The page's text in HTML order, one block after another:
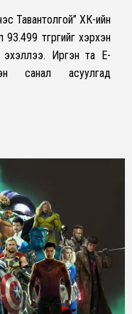
Тавантолгой” ХК-ийн
төгрөгийг хэрхэн
эхэллээ. Иргэн та E-
санал асуулгад